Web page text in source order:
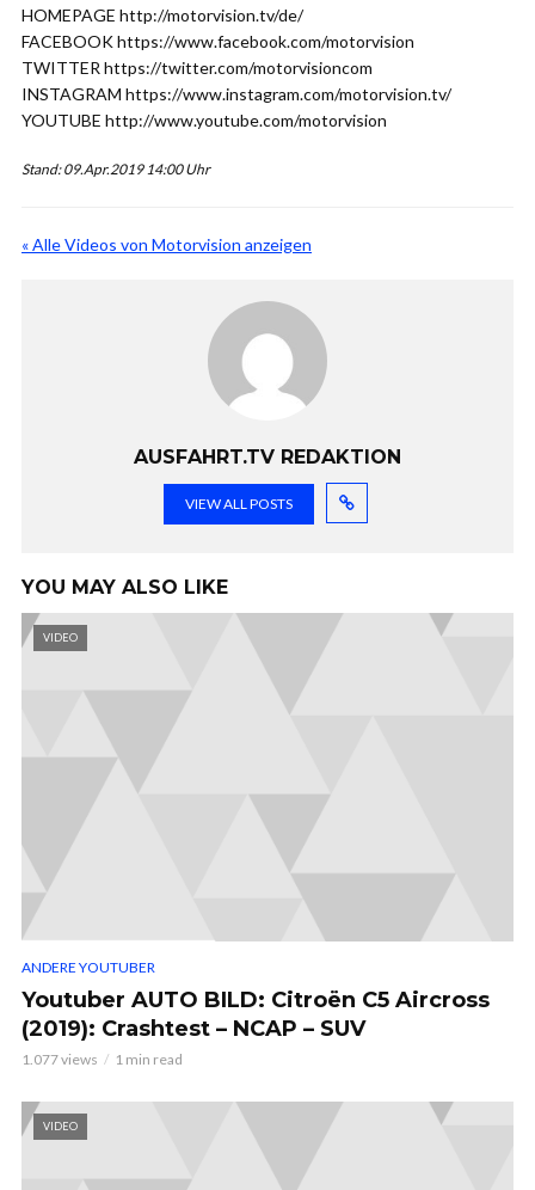
HOMEPAGE http://motorvision.tv/de/
FACEBOOK https://www.facebook.com/motorvision
TWITTER https://twitter.com/motorvisioncom
INSTAGRAM https://www.instagram.com/motorvision.tv/
YOUTUBE http://www.youtube.com/motorvision
Stand: 09.Apr.2019 14:00 Uhr
« Alle Videos von Motorvision anzeigen
AUSFAHRT.TV REDAKTION
VIEW ALL POSTS
YOU MAY ALSO LIKE
VIDEO
ANDERE YOUTUBER
Youtuber AUTO BILD: Citroën C5 Aircross
(2019): Crashtest – NCAP – SUV
1.077 views 1 min read
VIDEO